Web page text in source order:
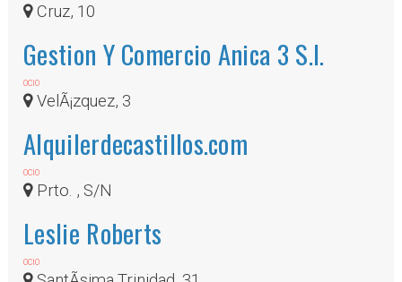
Cruz, 10
Gestion Y Comercio Anica 3 S.l.
OCIO
VelÃ¡zquez, 3
Alquilerdecastillos.com
OCIO
Prto. , S/N
Leslie Roberts
OCIO